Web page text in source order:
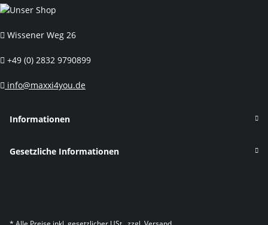
Wissener Weg 26
+49 (0) 2832 9790899
info@maxxi4you.de
Informationen
Gesetzliche Informationen